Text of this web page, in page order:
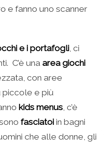
e fanno uno scanner
e i portafogli, ci
C’è una area giochi
con aree
e più
kids menus, c’è
fasciatoi in bagni
che alle donne, gli